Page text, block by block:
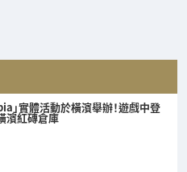
」實體活動於橫濱舉辦！遊戲中登
濱紅磚倉庫